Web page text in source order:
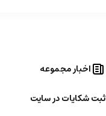
اخبار مجموعه
ثبت شکایات در سایت